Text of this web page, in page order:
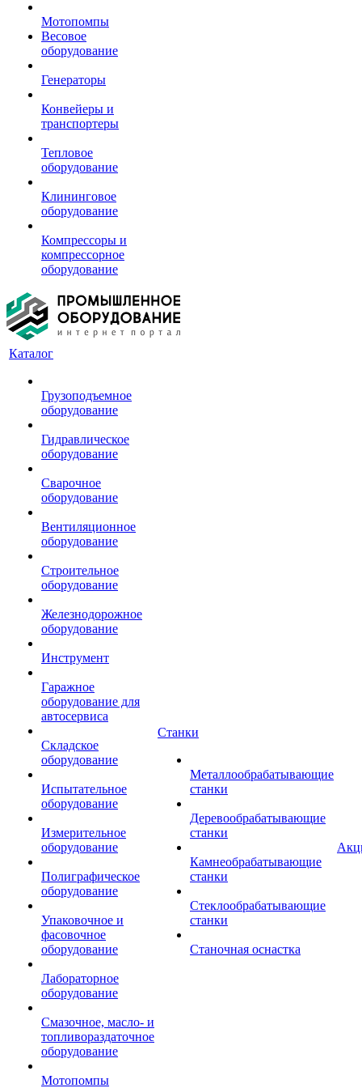
Мотопомпы
Весовое
оборудование
Генераторы
Конвейеры и
транспортеры
Тепловое
оборудование
Клининговое
оборудование
Компрессоры и
компрессорное
оборудование
Каталог
Грузоподъемное
оборудование
Гидравлическое
оборудование
Сварочное
оборудование
Вентиляционное
оборудование
Строительное
оборудование
Железнодорожное
оборудование
Инструмент
Гаражное
оборудование для
автосервиса
Складское
оборудование
Испытательное
оборудование
Измерительное
оборудование
Полиграфическое
оборудование
Упаковочное и
фасовочное
оборудование
Лабораторное
оборудование
Смазочное, масло- и
топливораздаточное
оборудование
Мотопомпы
Станки
Металлообрабатывающие
станки
Деревообрабатывающие
станки
Камнеобрабатывающие
станки
Стеклообрабатывающие
станки
Станочная оснастка